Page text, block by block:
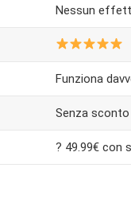
Nessun
Funziona
Senza sconto
? 49.99€ сon